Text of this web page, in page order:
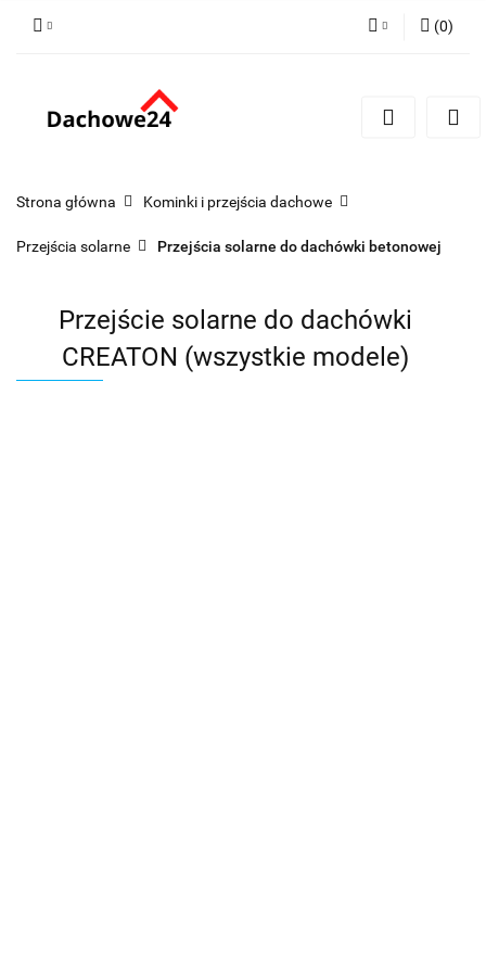
Zarejestruj się
(0)
Strona główna Kominki i przejścia dachowe
Przejścia solarne Przejścia solarne do dachówki betonowej
Przejście solarne do dachówki
CREATON (wszystkie modele)